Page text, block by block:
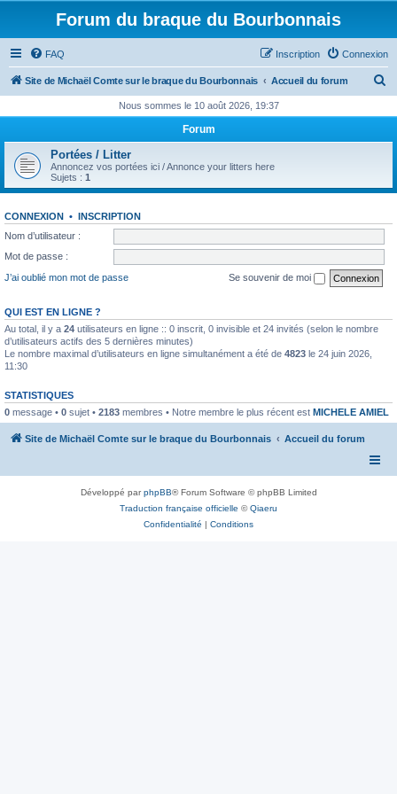
Forum du braque du Bourbonnais
FAQ Connexion
Inscription
Site de Michaël Comte sur le braque du Bourbonnais Accueil du forum
h
r
Nous sommes le 10 août 2026, 19:37
Forum
Portées / Litter
Annoncez vos portées ici / Annonce your litters here
Sujets : 1
CONNEXION • INSCRIPTION
Nom d’utilisateur :
Mot de passe :
J’ai oublié mon mot de passe
Se souvenir de moi
QUI EST EN LIGNE ?
Au total, il y a 24 utilisateurs en ligne :: 0 inscrit, 0 invisible et 24 invités (selon le nombre
d’utilisateurs actifs des 5 dernières minutes)
Le nombre maximal d’utilisateurs en ligne simultanément a été de 4823 le 24 juin 2026,
11:30
STATISTIQUES
0 message • 0 sujet • 2183 membres • Notre membre le plus récent est MICHELE AMIEL
Site de Michaël Comte sur le braque du Bourbonnais Accueil du forum
Développé parphpBB® Forum Software © phpBB Limited
Traduction française officielle ©Qiaeru
Confidentialité | Conditions